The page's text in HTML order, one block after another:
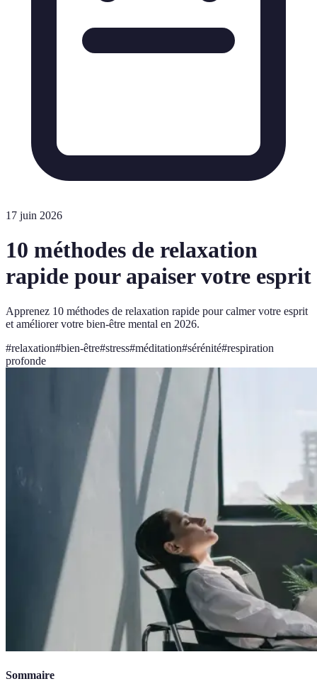
17 juin 2026
10 méthodes de relaxation
rapide pour apaiser votre esprit
Apprenez 10 méthodes de relaxation rapide pour calmer votre esprit
et améliorer votre bien-être mental en 2026.
#relaxation#bien-être#stress#méditation#sérénité#respiration
profonde
Sommaire